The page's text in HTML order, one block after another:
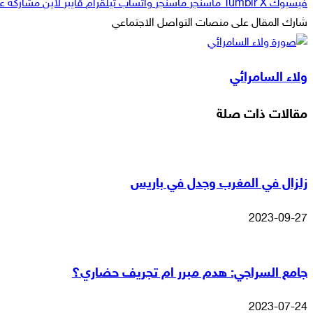
فيسبوك ‫X ماسنجر ماسنجر واتساب تيلقرام ڤايبر لاين مشاركة
شارك المقال على منصات التواصل الاجتماعي
فيسبوك
‫X
ماسنجر
ماسنجر
واتساب
تيلقرام
ڤايبر
لاين
مشاركة
البريد
طباعة
ولاء السامرائي
مقالات ذات صلة
زلزال في المغرب وجدل في باريس
2023-09-27
جامع السراجي: هدم مبرر ام تجريف حضاري؟
2023-07-24